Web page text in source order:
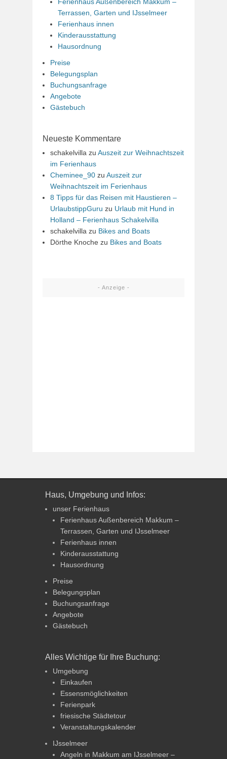
Terrassen, Garten und IJsselmeer
Ferienhaus innen
Kinderausstattung
Hausordnung
Preise
Belegungsplan
Buchungsanfrage
Angebote
Gästebuch
Neueste Kommentare
schakelvilla zu Auszeit zur Weihnachtszeit
im Ferienhaus
Cheminee_90 zu Auszeit zur
Weihnachtszeit im Ferienhaus
8 Tipps für das Reisen mit Haustieren –
UrlaubstippGuru zu Urlaub mit Hund in
Holland – Ferienhaus Schakelvilla
schakelvilla zu Bikes and Boats
Dörthe Knoche zu Bikes and Boats
- Anzeige -
Haus, Umgebung und Infos:
unser Ferienhaus
Ferienhaus Außenbereich Makkum –
Terrassen, Garten und IJsselmeer
Ferienhaus innen
Kinderausstattung
Hausordnung
Preise
Belegungsplan
Buchungsanfrage
Angebote
Gästebuch
Alles Wichtige für Ihre Buchung:
Umgebung
Einkaufen
Essensmöglichkeiten
Ferienpark
friesische Städtetour
Veranstaltungskalender
IJsselmeer
Angeln in Makkum am IJsselmeer –